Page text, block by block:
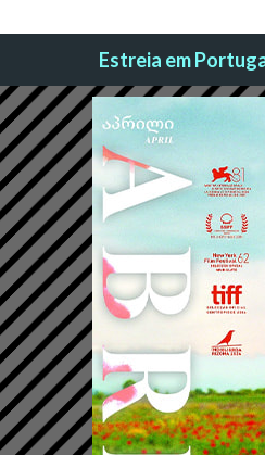
Estreia em